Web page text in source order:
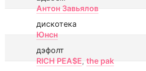
Антон Завьялов
дискотека
Юнсн
дэфолт
RICH PEA$E, the pak